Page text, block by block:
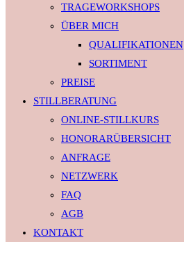
TRAGEWORKSHOPS
ÜBER MICH
QUALIFIKATIONEN
SORTIMENT
PREISE
STILLBERATUNG
ONLINE-STILLKURS
HONORARÜBERSICHT
ANFRAGE
NETZWERK
FAQ
AGB
KONTAKT